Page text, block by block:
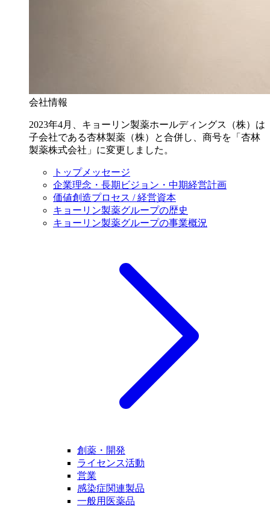
会社情報
2023年4月、キョーリン製薬ホールディングス（株）は
子会社である杏林製薬（株）と合併し、商号を「杏林
製薬株式会社」に変更しました。
トップメッセージ
企業理念・長期ビジョン・中期経営計画
価値創造プロセス / 経営資本
キョーリン製薬グループの歴史
キョーリン製薬グループの事業概況
創薬・開発
ライセンス活動
営業
感染症関連製品
一般用医薬品